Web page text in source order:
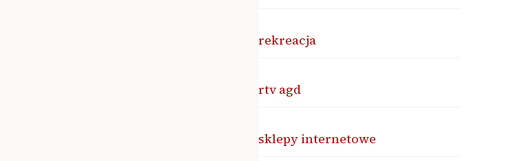
rekreacja
rtv agd
sklepy internetowe